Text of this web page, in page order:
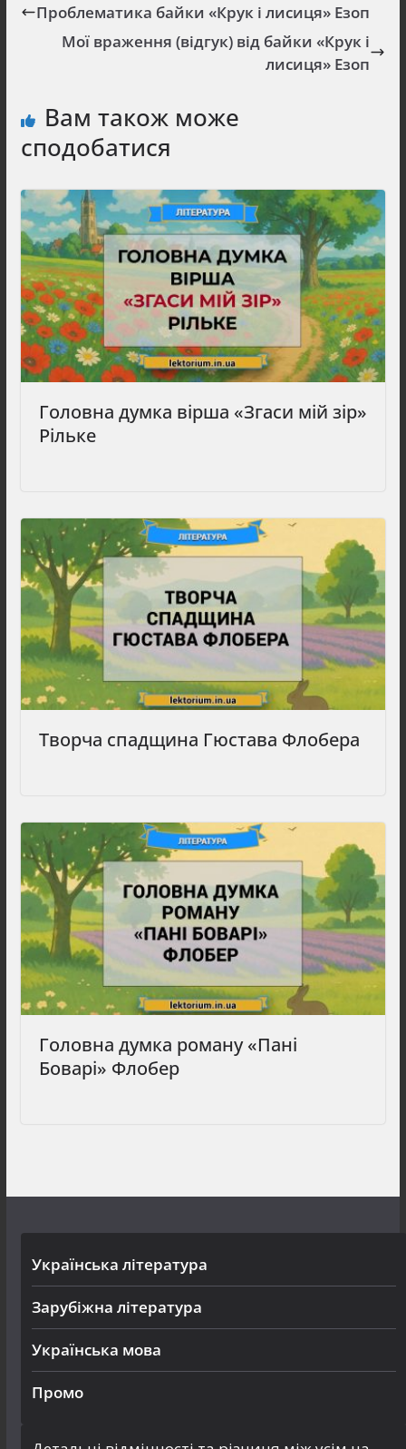
Проблематика байки «Крук і лисиця» Езоп
Мої враження (відгук) від байки «Крук і
лисиця» Езоп
Вам також може
сподобатися
Головна думка вірша «Згаси мій зір»
Рільке
Творча спадщина Гюстава Флобера
Головна думка роману «Пані
Боварі» Флобер
Українська література
Зарубіжна література
Українська мова
Промо